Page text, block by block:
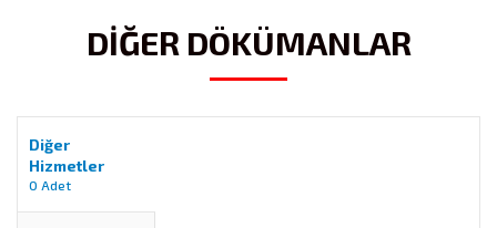
DİĞER DÖKÜMANLAR
Diğer
Hizmetler
0 Adet